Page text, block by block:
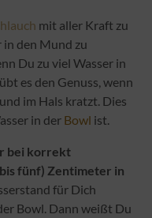
mit aller Kraft zu
in den Mund zu
Du zu viel Wasser in
es den Genuss, wenn
im Hals kratzt. Dies
in der Bowl ist.
bei korrekt
fünf) Zentimeter in
für Dich
Bowl. Dann weißt Du